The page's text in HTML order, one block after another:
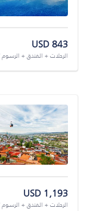
USD 843
الرحلات + الفندق +
USD 1,193
الرحلات + الفندق +